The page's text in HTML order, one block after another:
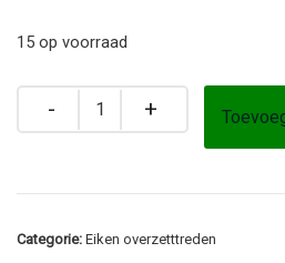
15 op voorraad
Categorie: Eiken overzetttreden